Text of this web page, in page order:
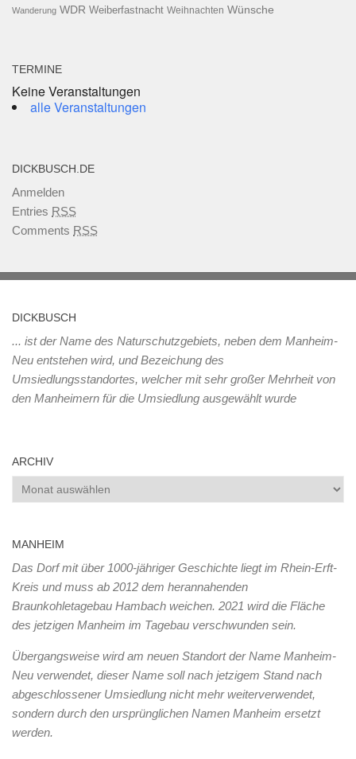
Wanderung WDR Weiberfastnacht Weihnachten Wünsche
TERMINE
Keine Veranstaltungen
alle Veranstaltungen
DICKBUSCH.DE
Anmelden
Entries RSS
Comments RSS
DICKBUSCH
... ist der Name des Naturschutzgebiets, neben dem Manheim-
Neu entstehen wird, und Bezeichung des
Umsiedlungsstandortes, welcher mit sehr großer Mehrheit von
den Manheimern für die Umsiedlung ausgewählt wurde
ARCHIV
Archiv
MANHEIM
Das Dorf mit über 1000-jähriger Geschichte liegt im Rhein-Erft-
Kreis und muss ab 2012 dem herannahenden
Braunkohletagebau Hambach weichen. 2021 wird die Fläche
des jetzigen Manheim im Tagebau verschwunden sein.
Übergangsweise wird am neuen Standort der Name Manheim-
Neu verwendet, dieser Name soll nach jetzigem Stand nach
abgeschlossener Umsiedlung nicht mehr weiterverwendet,
sondern durch den ursprünglichen Namen Manheim ersetzt
werden.